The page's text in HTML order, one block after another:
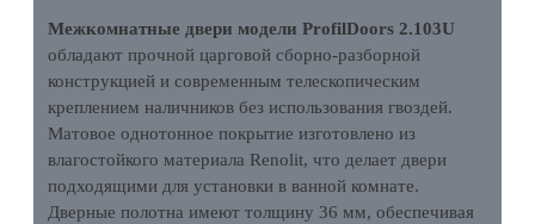
Межкомнатные двери модели ProfilDoors 2.103U
обладают прочной царговой сборно-разборной
конструкцией и современным телескопическим
креплением наличников без использования гвоздей.
Матовое однотонное покрытие изготовлено из
влагостойкого материала Renolit, что делает двери
подходящими для установки в ванной комнате.
Дверные полотна имеют толщину 36 мм, обеспечивая